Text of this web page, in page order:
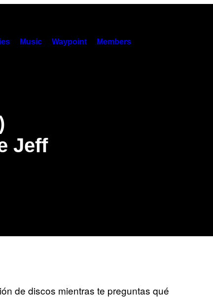
Music Waypoint Members
Jeff
de discos mientras te preguntas qué